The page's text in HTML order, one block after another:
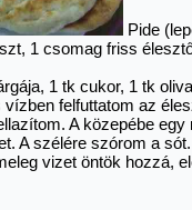
Pide
1 csomag friss
1 tk cukor, 1 tk
vízben felfuttatom az
A közepébe
A szélére szórom a
vizet öntök hozzá,